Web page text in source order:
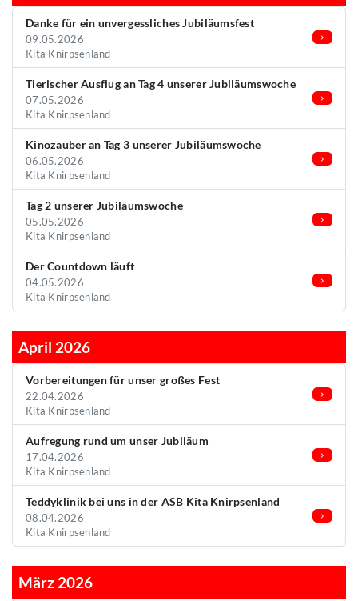
Danke für ein unvergessliches Jubiläumsfest
09.05.2026
Kita Knirpsenland
Tierischer Ausflug an Tag 4 unserer Jubiläumswoche
07.05.2026
Kita Knirpsenland
Kinozauber an Tag 3 unserer Jubiläumswoche
06.05.2026
Kita Knirpsenland
Tag 2 unserer Jubiläumswoche
05.05.2026
Kita Knirpsenland
Der Countdown läuft
04.05.2026
Kita Knirpsenland
April 2026
Vorbereitungen für unser großes Fest
22.04.2026
Kita Knirpsenland
Aufregung rund um unser Jubiläum
17.04.2026
Kita Knirpsenland
Teddyklinik bei uns in der ASB Kita Knirpsenland
08.04.2026
Kita Knirpsenland
März 2026